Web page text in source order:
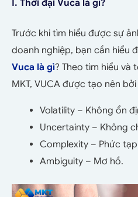
I. Thời đại Vuca là gì?
Trước khi tìm hiểu được sự
doanh nghiệp, bạn cần hiểu
Vuca là gì? Theo tìm hiểu và
MKT, VUCA được tạo nên
Volatility – Không ổn
Uncertainty – Không
Complexity – Phức
Ambiguity – Mơ hồ.